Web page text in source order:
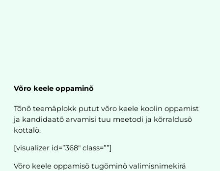
Võro keele oppaminõ
Tõnõ teemäplokk putut võro keele koolin oppamist
ja kandidaatõ arvamisi tuu meetodi ja kõrraldusõ
kottalõ.
[visualizer id=”368″ class=””]
Võro keele oppamisõ tugõminõ valimisnimekirä